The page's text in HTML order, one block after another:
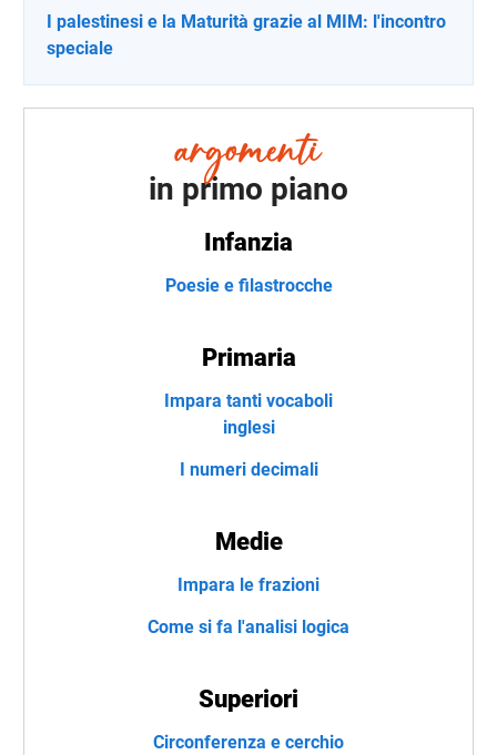
I palestinesi e la Maturità grazie al MIM: l'incontro
speciale
in primo piano
Infanzia
Poesie e filastrocche
Primaria
Impara tanti vocaboli
inglesi
I numeri decimali
Medie
Impara le frazioni
Come si fa l'analisi logica
Superiori
Circonferenza e cerchio